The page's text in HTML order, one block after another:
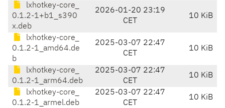
lxhotkey-core_
0.1.2-1+b1_s390
x.deb
2026-01-20 23:19
CET
10 KiB
lxhotkey-core_
0.1.2-1_amd64.de
b
2025-03-07 22:47
CET
10 KiB
lxhotkey-core_
0.1.2-1_arm64.deb
2025-03-07 22:47
CET
10 KiB
lxhotkey-core_
0.1.2-1_armel.deb
2025-03-07 22:47
CET
10 KiB